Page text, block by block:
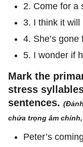
2. Come for a
3. I think it will
4. She’s
5. I wonder if
Mark the
stress
sentences.
chứa trọng âm
Peter’s